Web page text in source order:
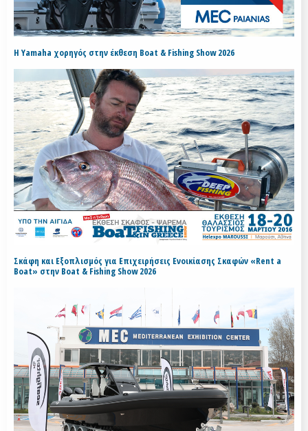
H Yamaha χορηγός στην έκθεση Boat & Fishing Show 2026
Σκάφη και Εξοπλισμός για Επιχειρήσεις Ενοικίασης Σκαφών «Rent a
Boat» στην Boat & Fishing Show 2026